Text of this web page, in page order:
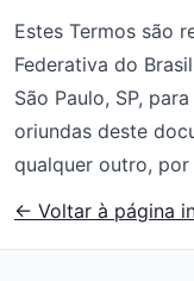
Estes Termos são
Federativa do
São Paulo, SP,
oriundas deste
qualquer outro,
← Voltar à página